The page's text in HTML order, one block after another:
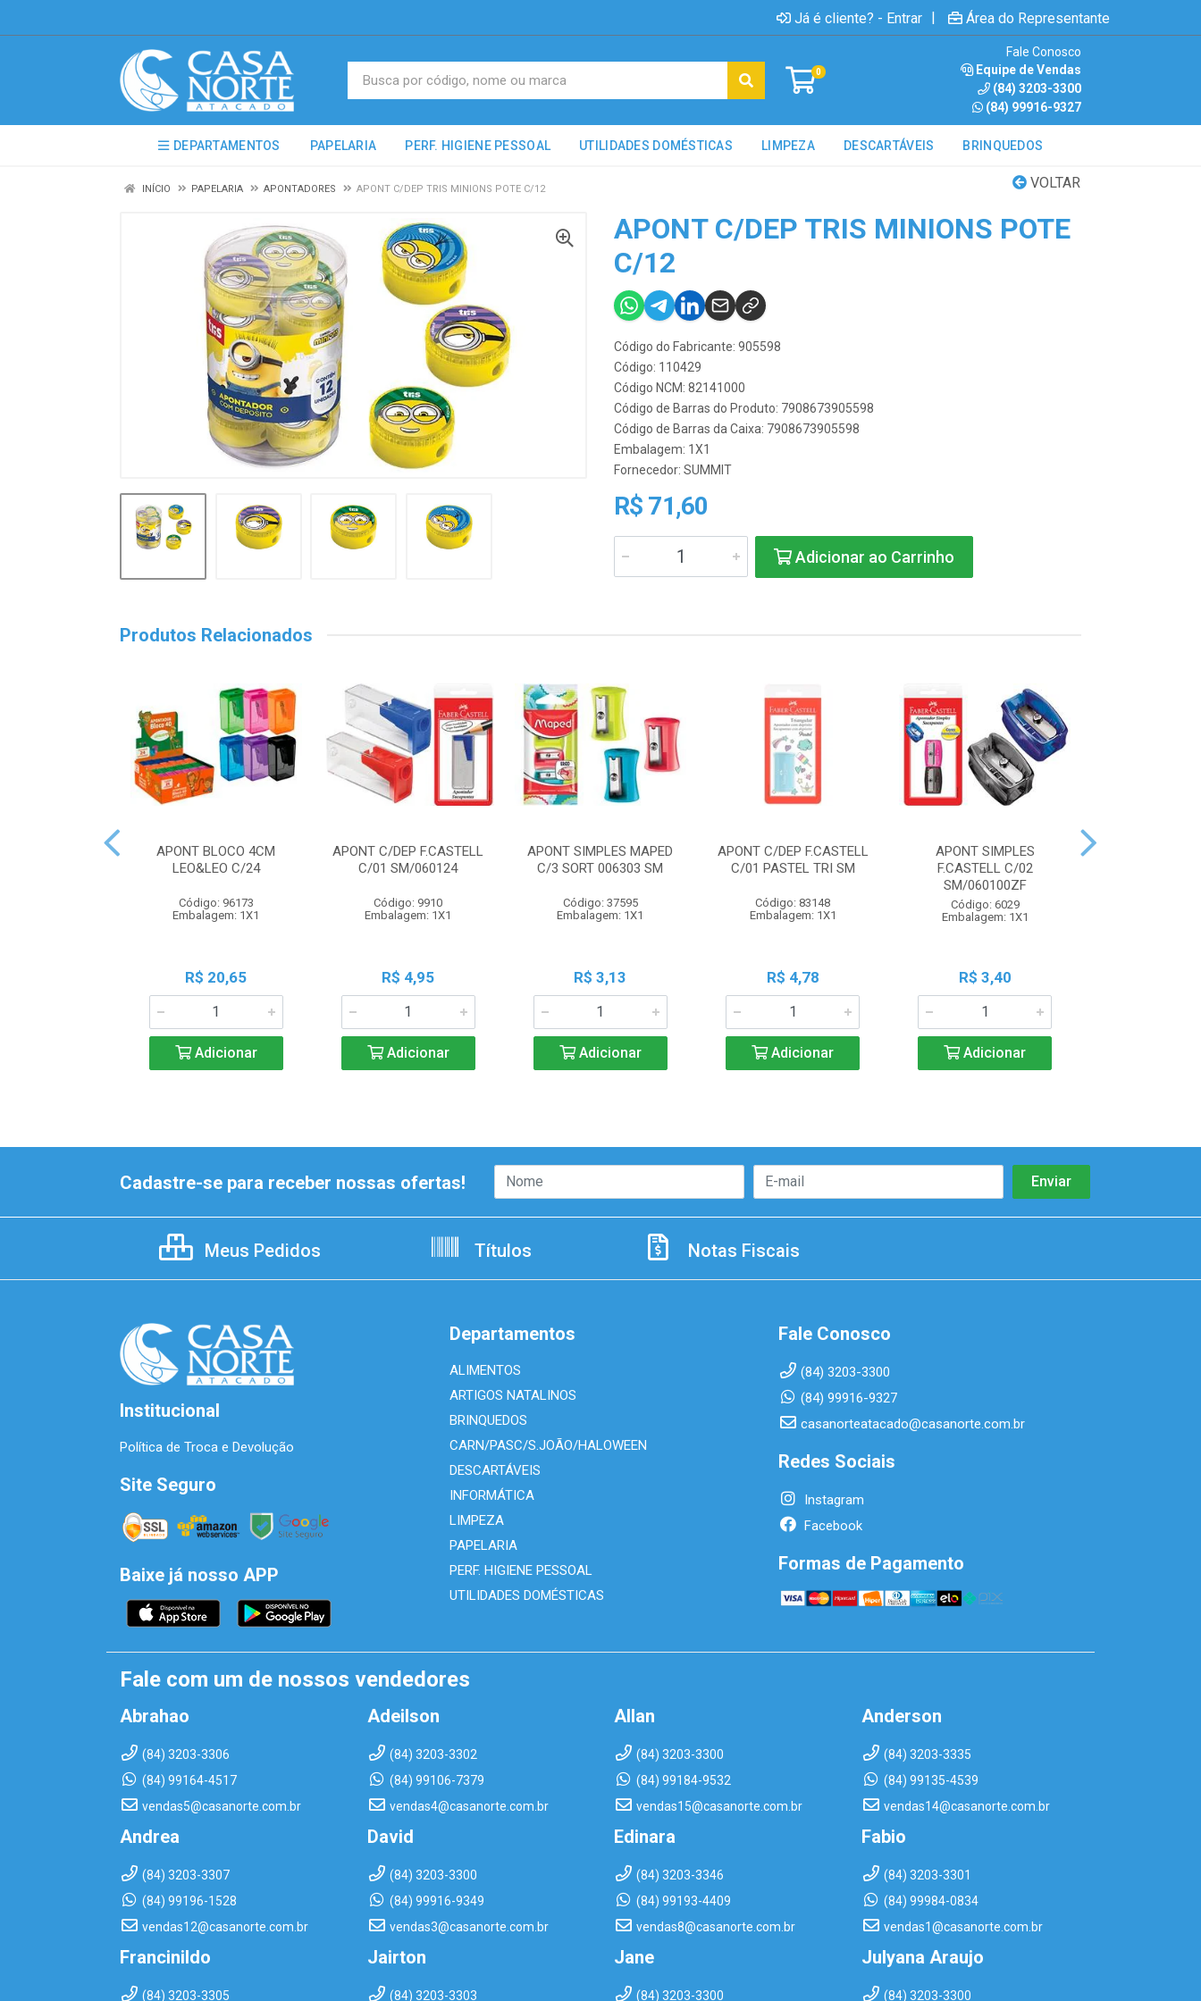
Já é cliente? - Entrar | Área do Representante
0
Fale Conosco
Equipe de Vendas
(84) 3203-3300
(84) 99916-9327
DEPARTAMENTOS PAPELARIA PERF. HIGIENE PESSOAL UTILIDADES DOMÉSTICAS LIMPEZA DESCARTÁVEIS BRINQUEDOS
VOLTAR
INÍCIO PAPELARIA APONTADORES APONT C/DEP TRIS MINIONS POTE C/12
APONT C/DEP TRIS MINIONS POTE
C/12
Código do Fabricante: 905598
Código: 110429
Código NCM: 82141000
Código de Barras do Produto: 7908673905598
Código de Barras da Caixa: 7908673905598
Embalagem: 1X1
Fornecedor: SUMMIT
R$ 71,60
Adicionar ao Carrinho
Produtos Relacionados
APONT BLOCO 4CM
LEO&LEO C/24
Código: 96173
Embalagem: 1X1
R$ 20,65
Adicionar
APONT C/DEP F.CASTELL
C/01 SM/060124
Código: 9910
Embalagem: 1X1
R$ 4,95
Adicionar
APONT SIMPLES MAPED
C/3 SORT 006303 SM
Código: 37595
Embalagem: 1X1
R$ 3,13
Adicionar
APONT C/DEP F.CASTELL
C/01 PASTEL TRI SM
Código: 83148
Embalagem: 1X1
R$ 4,78
Adicionar
APONT SIMPLES
F.CASTELL C/02
SM/060100ZF
Código: 6029
Embalagem: 1X1
R$ 3,40
Adicionar
Cadastre-se para receber nossas ofertas!
Meus Pedidos Títulos Notas Fiscais
Institucional
Política de Troca e Devolução
Site Seguro
Baixe já nosso APP
Departamentos
ALIMENTOS
ARTIGOS NATALINOS
BRINQUEDOS
CARN/PASC/S.JOÃO/HALOWEEN
DESCARTÁVEIS
INFORMÁTICA
LIMPEZA
PAPELARIA
PERF. HIGIENE PESSOAL
UTILIDADES DOMÉSTICAS
Fale Conosco
(84) 3203-3300
(84) 99916-9327
casanorteatacado@casanorte.com.br
Redes Sociais
Instagram
Facebook
Formas de Pagamento
Fale com um de nossos vendedores
Abrahao
(84) 3203-3306
(84) 99164-4517
vendas5@casanorte.com.br
Adeilson
(84) 3203-3302
(84) 99106-7379
vendas4@casanorte.com.br
Allan
(84) 3203-3300
(84) 99184-9532
vendas15@casanorte.com.br
Anderson
(84) 3203-3335
(84) 99135-4539
vendas14@casanorte.com.br
Andrea
(84) 3203-3307
(84) 99196-1528
vendas12@casanorte.com.br
David
(84) 3203-3300
(84) 99916-9349
vendas3@casanorte.com.br
Edinara
(84) 3203-3346
(84) 99193-4409
vendas8@casanorte.com.br
Fabio
(84) 3203-3301
(84) 99984-0834
vendas1@casanorte.com.br
Francinildo
(84) 3203-3305
Jairton
(84) 3203-3303
Jane
(84) 3203-3300
Julyana Araujo
(84) 3203-3300